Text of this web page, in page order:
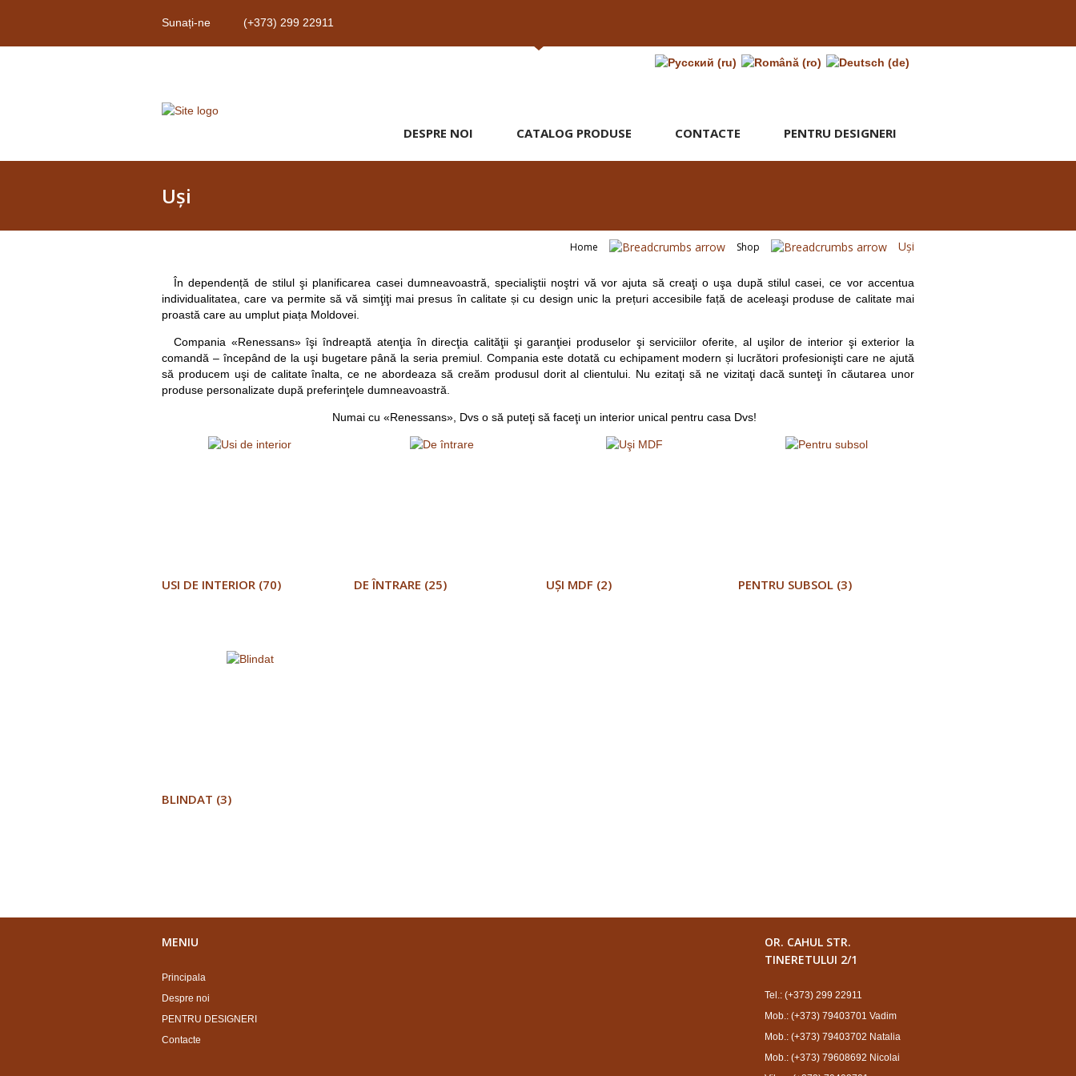
Sunați-ne (+373) 299 22911
DESPRE NOI CATALOG PRODUSE CONTACTE PENTRU DESIGNERI
Uşi
Home Shop Uşi
În dependență de stilul şi planificarea casei dumneavoastră, specialiştii noştri vă vor ajuta să creaţi o uşa după stilul casei, ce vor accentua
individualitatea, care va permite să vă simţiţi mai presus în calitate și cu design unic la prețuri accesibile față de aceleaşi produse de calitate mai
proastă care au umplut piața Moldovei.
Compania «Renessans» îşi îndreaptă atenţia în direcţia calităţii şi garanţiei produselor şi serviciilor oferite, al uşilor de interior şi exterior la
comandă – începând de la uşi bugetare până la seria premiul. Compania este dotată cu echipament modern și lucrători profesionişti care ne ajută
să producem uşi de calitate înalta, ce ne abordeaza să creăm produsul dorit al clientului. Nu ezitaţi să ne vizitaţi dacă sunteţi în căutarea unor
produse personalizate după preferinţele dumneavoastră.
Numai cu «Renessans», Dvs o să puteţi să faceţi un interior unical pentru casa Dvs!
USI DE INTERIOR (70) DE ÎNTRARE (25) UŞI MDF (2) PENTRU SUBSOL (3)
BLINDAT (3)
MENIU
Principala
Despre noi
PENTRU DESIGNERI
Contacte
OR. CAHUL STR.
TINERETULUI 2/1
Tel.: (+373) 299 22911
Mob.: (+373) 79403701 Vadim
Mob.: (+373) 79403702 Natalia
Mob.: (+373) 79608692 Nicolai